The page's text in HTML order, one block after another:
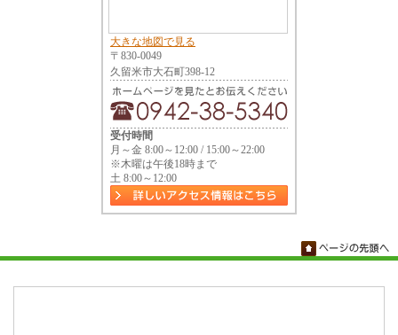
大きな地図で見る
〒830-0049
久留米市大石町398-12
受付時間
月～金 8:00～12:00 / 15:00～22:00
※木曜は午後18時まで
土 8:00～12:00